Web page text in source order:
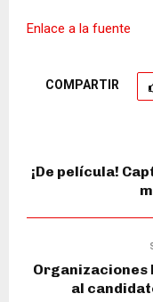
Enlace a la fuente
COMPARTIR
¡De película!
al